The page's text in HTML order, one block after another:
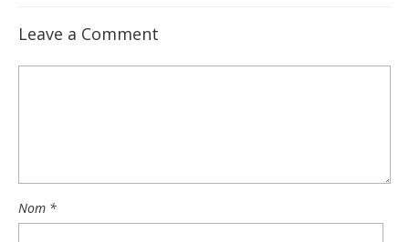
Leave a Comment
Nom *